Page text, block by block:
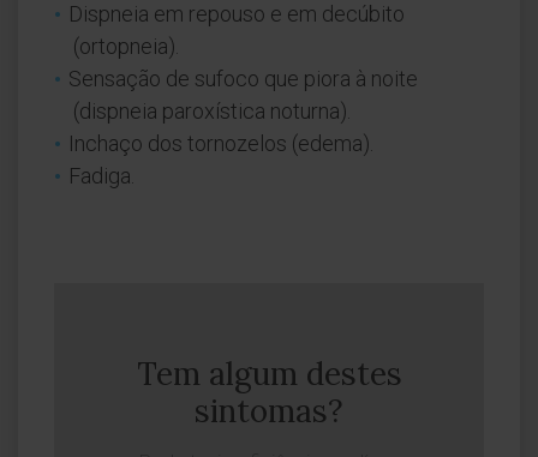
Dispneia em repouso e em decúbito
(ortopneia).
Sensação de sufoco que piora à noite
(dispneia paroxística noturna).
Inchaço dos tornozelos (edema).
Fadiga.
Tem algum destes
sintomas?